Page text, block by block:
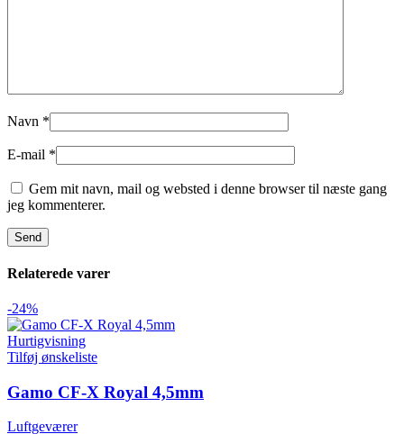
Navn *
E-mail *
Gem mit navn, mail og websted i denne browser til næste gang
jeg kommenterer.
Relaterede varer
-24%
Hurtigvisning
Tilføj ønskeliste
Gamo CF-X Royal 4,5mm
Luftgeværer